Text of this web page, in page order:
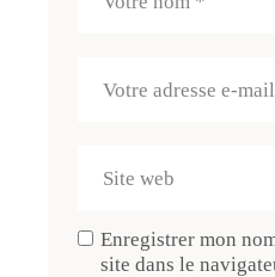
Enregistrer mon
site dans le